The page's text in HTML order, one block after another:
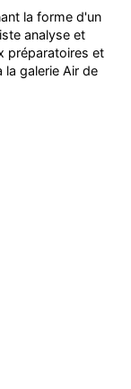
la forme d'un
analyse et
préparatoires et
galerie Air de